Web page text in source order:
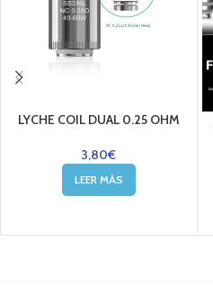
LYCHE COIL DUAL 0.25 OHM
3,80€
LEER MÁS